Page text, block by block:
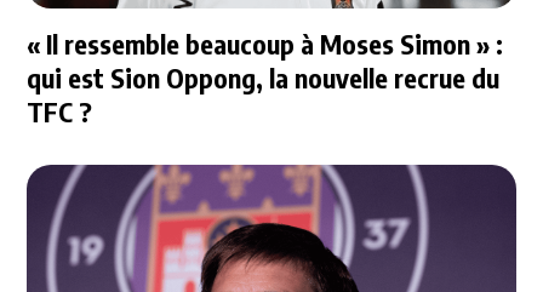
« Il ressemble beaucoup à Moses Simon » :
qui est Sion Oppong, la nouvelle recrue du
TFC ?